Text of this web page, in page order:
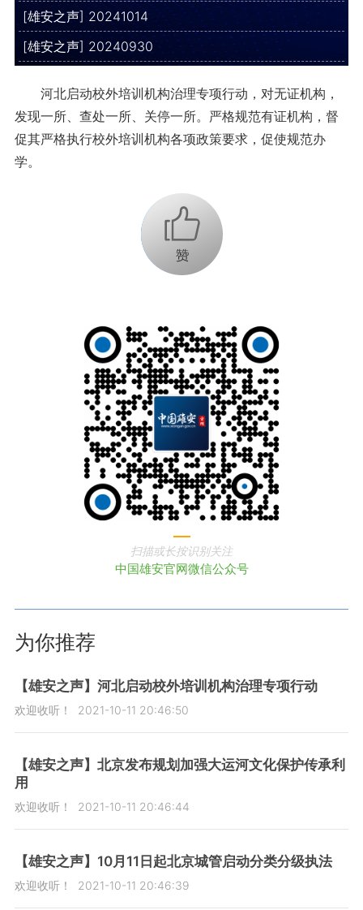
[雄安之声] 20241014
[雄安之声] 20240930
河北启动校外培训机构治理专项行动，对无证机构，
发现一所、查处一所、关停一所。严格规范有证机构，督
促其严格执行校外培训机构各项政策要求，促使规范办
学。
+1
扫描或长按识别关注
中国雄安官网微信公众号
为你推荐
【雄安之声】河北启动校外培训机构治理专项行动
欢迎收听！ 2021-10-11 20:46:50
【雄安之声】北京发布规划加强大运河文化保护传承利
用
欢迎收听！ 2021-10-11 20:46:44
【雄安之声】10月11日起北京城管启动分类分级执法
欢迎收听！ 2021-10-11 20:46:39